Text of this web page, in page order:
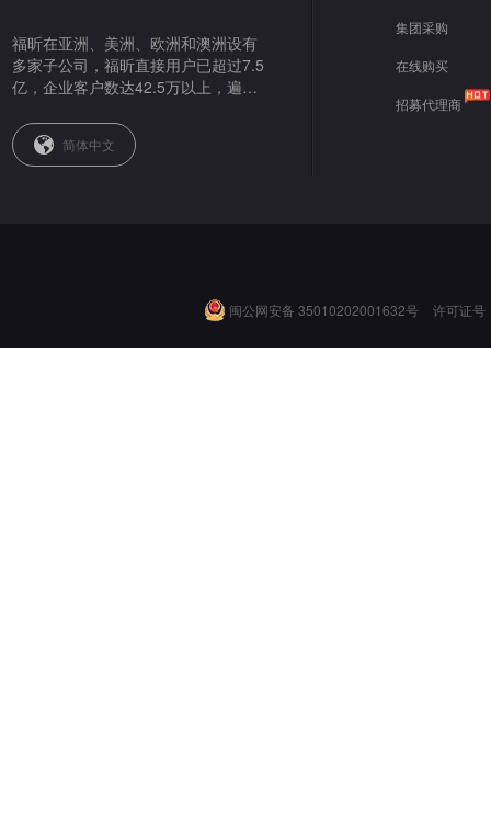
福昕在亚洲、美洲、欧洲和澳洲设有
多家子公司，福昕直接用户已超过7.5
亿，企业客户数达42.5万以上，遍布
简体中文
集团采购
在线购买
招募代理商
闽公网安备 35010202001632号 许可证号